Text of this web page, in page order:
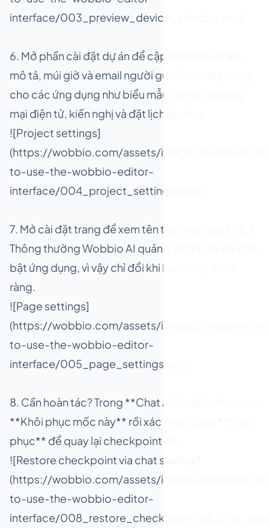
interface/003_preview_device_selector.png)
6. Mở phần cài đặt dự án để cập nhật tên dự án,
mô tả, múi giờ và email người gửi. Email này dùng
cho các ứng dụng như biểu mẫu liên hệ, thương
mại điện tử, kiến nghị và đặt lịch dịch vụ.
![Project settings]
(https://wobbio.com/assets/images/helpdesk/
to-use-the-wobbio-editor-
interface/004_project_settings.png)
7. Mở cài đặt trang để xem tên trang và slug (URL).
Thông thường Wobbio AI quản lý phần này khi bạn
bật ứng dụng, vì vậy chỉ đổi khi bạn có lý do rõ
ràng.
![Page settings]
(https://wobbio.com/assets/images/helpdesk/
to-use-the-wobbio-editor-
interface/005_page_settings.png)
8. Cần hoàn tác? Trong **Chat AI Wobbio**, chọn
**Khôi phục mốc này** rồi xác nhận bằng **Khôi
phục** để quay lại checkpoint đó.
![Restore checkpoint via chat sidebar]
(https://wobbio.com/assets/images/helpdesk/
to-use-the-wobbio-editor-
interface/